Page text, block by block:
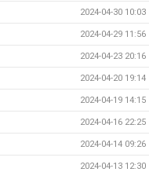
2024-04-30 10:03
2024-04-29 11:56
2024-04-23 20:16
2024-04-20 19:14
2024-04-19 14:15
2024-04-16 22:25
2024-04-14 09:26
2024-04-13 12:30